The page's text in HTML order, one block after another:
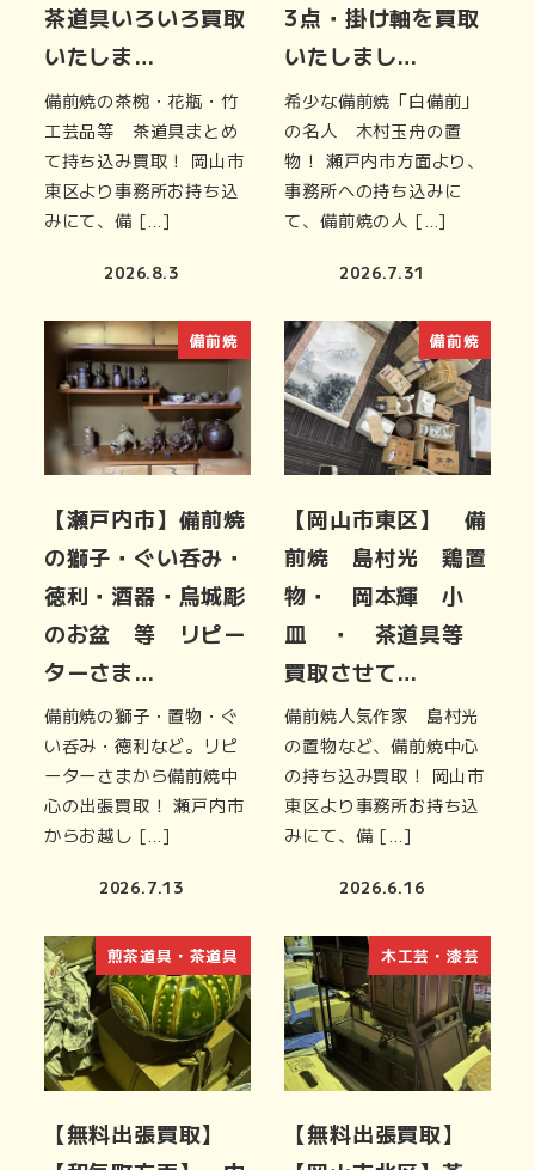
茶道具いろいろ買取
いたしま…
備前焼の茶椀・花瓶・竹
工芸品等 茶道具まとめ
て持ち込み買取！ 岡山市
東区より事務所お持ち込
みにて、備 […]
2026.8.3
3点・掛け軸を買取
いたしまし…
希少な備前焼「白備前」
の名人 木村玉舟の置
物！ 瀬戸内市方面より、
事務所への持ち込みに
て、備前焼の人 […]
2026.7.31
備前焼
【瀬戸内市】備前焼
の獅子・ぐい呑み・
徳利・酒器・烏城彫
のお盆 等 リピー
ターさま…
備前焼の獅子・置物・ぐ
い呑み・徳利など。リピ
ーターさまから備前焼中
心の出張買取！ 瀬戸内市
からお越し […]
2026.7.13
備前焼
【岡山市東区】 備
前焼 島村光 鶏置
物・ 岡本輝 小
皿 ・ 茶道具等
買取させて…
備前焼人気作家 島村光
の置物など、備前焼中心
の持ち込み買取！ 岡山市
東区より事務所お持ち込
みにて、備 […]
2026.6.16
煎茶道具・茶道具
【無料出張買取】
木工芸・漆芸
【無料出張買取】